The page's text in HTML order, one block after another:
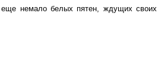
еще немало белых пятен, ждущих своих